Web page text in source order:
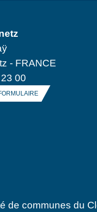
- FRANCE
00
de communes du